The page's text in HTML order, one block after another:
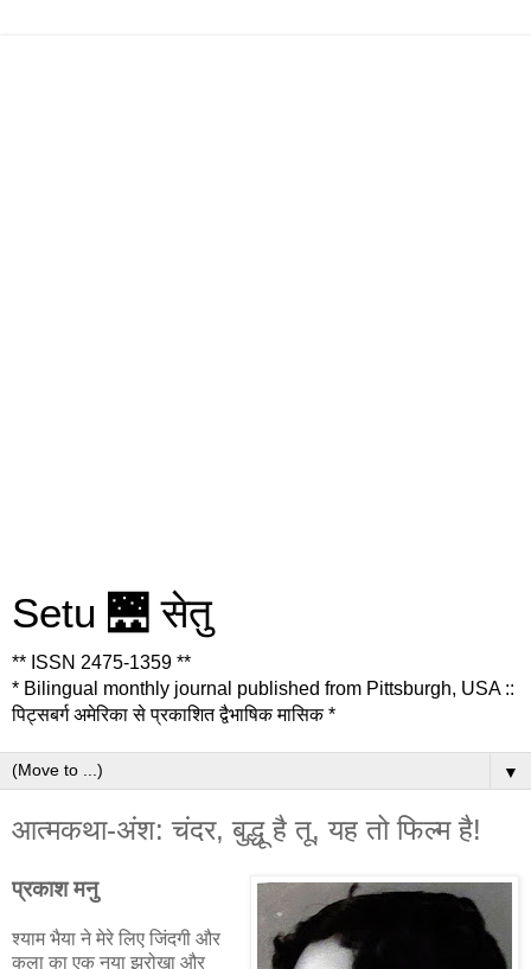
Setu 🌉 सेतु
** ISSN 2475-1359 **
* Bilingual monthly journal published from Pittsburgh, USA ::
पिट्सबर्ग अमेरिका से प्रकाशित द्वैभाषिक मासिक *
▼
आत्मकथा-अंश: चंदर, बुद्धू है तू, यह तो फिल्म है!
प्रकाश मनु
श्याम भैया ने मेरे लिए जिंदगी और
कला का एक नया झरोखा और